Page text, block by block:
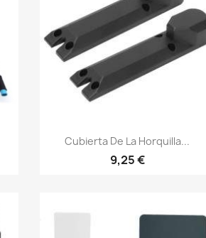
Vista rápida
Cubierta De La Horquilla...
9,25 €